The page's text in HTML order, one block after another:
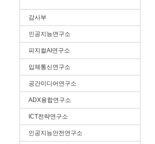
감사부
인공지능연구소
피지컬AI연구소
입체통신연구소
공간미디어연구소
ADX융합연구소
ICT전략연구소
인공지능안전연구소